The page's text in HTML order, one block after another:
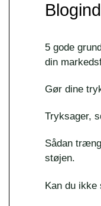
5 gode
din
Gør dine
Tryksager,
Sådan
støjen.
Kan du